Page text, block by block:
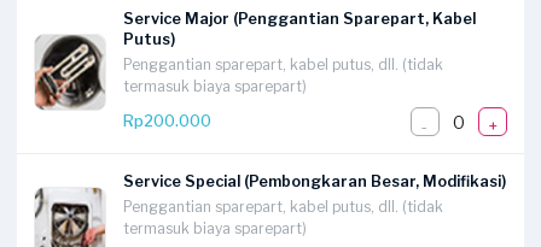
Service Major (Penggantian Sparepart, Kabel
Putus)
Penggantian sparepart, kabel putus, dll. (tidak
termasuk biaya sparepart)
Rp200.000
- 0 +
Service Special (Pembongkaran Besar, Modifikasi)
Penggantian sparepart, kabel putus, dll. (tidak
termasuk biaya sparepart)